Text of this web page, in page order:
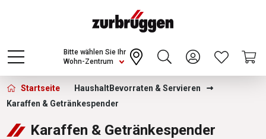
Choose a different country or region to see
content for your location and shop online
CONTINUE
Wohn-Zentrum
Bitte wählen Sie Ihr
Zurbrüggen - Karaffen &amp;
Startseite HaushaltBevorraten & Servieren
Karaffen & Getränkespender
Karaffen & Getränkespender